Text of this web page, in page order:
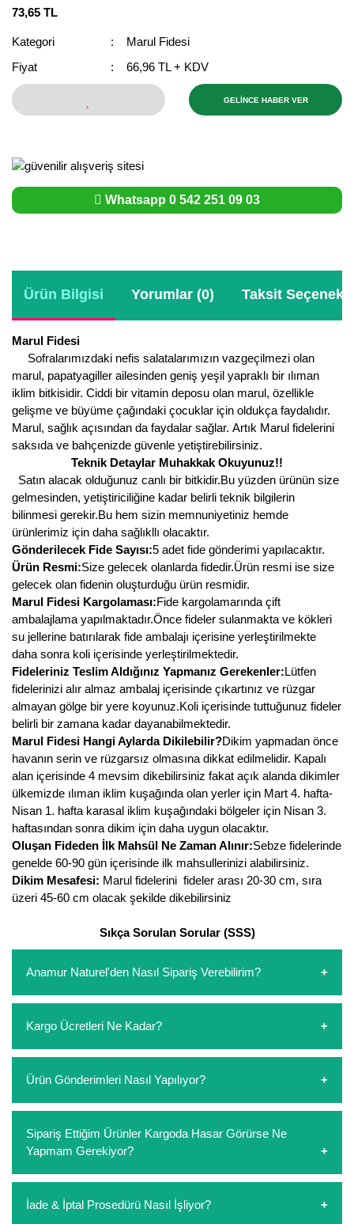
73,65 TL
Kategori
Marul Fidesi
Fiyat
66,96 TL + KDV
GELİNCE HABER VER
Whatsapp 0 542 251 09 03
Ürün Bilgisi Yorumlar (0) Taksit
Marul Fidesi
Sofralarımızdaki nefis salatalarımızın vazgeçilmezi olan
marul, papatyagiller ailesinden geniş yeşil yapraklı bir ılıman
iklim bitkisidir. Ciddi bir vitamin deposu olan marul, özellikle
gelişme ve büyüme çağındaki çocuklar için oldukça faydalıdır.
Marul, sağlık açısından da faydalar sağlar. Artık Marul fidelerini
saksıda ve bahçenizde güvenle yetiştirebilirsiniz.
Teknik Detaylar Muhakkak Okuyunuz!!
Satın alacak olduğunuz canlı bir bitkidir.Bu yüzden ürünün size
gelmesinden, yetiştiriciliğine kadar belirli teknik bilgilerin
bilinmesi gerekir.Bu hem sizin memnuniyetiniz hemde
ürünlerimiz için daha sağlıkllı olacaktır.
Gönderilecek Fide Sayısı:5 adet fide gönderimi yapılacaktır.
Ürün Resmi:Size gelecek olanlarda fidedir.Ürün resmi ise size
gelecek olan fidenin oluşturduğu ürün resmidir.
Marul Fidesi Kargolaması:Fide kargolamarında çift
ambalajlama yapılmaktadır.Önce fideler sulanmakta ve kökleri
su jellerine batırılarak fide ambalajı içerisine yerleştirilmekte
daha sonra koli içerisinde yerleştirilmektedir.
Fideleriniz Teslim Aldığınız Yapmanız Gerekenler:Lütfen
fidelerinizi alır almaz ambalaj içerisinde çıkartınız ve rüzgar
almayan gölge bir yere koyunuz.Koli içerisinde tuttuğunuz fideler
belirli bir zamana kadar dayanabilmektedir.
Marul Fidesi Hangi Aylarda Dikilebilir?Dikim yapmadan önce
havanın serin ve rüzgarsız olmasına dikkat edilmelidir. Kapalı
alan içerisinde 4 mevsim dikebilirsiniz fakat açık alanda dikimler
ülkemizde ılıman iklim kuşağında olan yerler için Mart 4. hafta-
Nisan 1. hafta karasal iklim kuşağındaki bölgeler için Nisan 3.
haftasından sonra dikim için daha uygun olacaktır.
Oluşan Fideden İlk Mahsül Ne Zaman Alınır:Sebze fidelerinde
genelde 60-90 gün içerisinde ilk mahsullerinizi alabilirsiniz.
Dikim Mesafesi: Marul fidelerini fideler arası 20-30 cm, sıra
üzeri 45-60 cm olacak şekilde dikebilirsiniz
Sıkça Sorulan Sorular (SSS)
Anamur Naturel'den Nasıl Sipariş Verebilirim?
oluşturarak,iletişim numaralarımızdan bizi arayarak veya
whatsapp hattımızdan bizlere isteklerinizi yazarak sipariş
ödemelerini sipariş verdikten sonra havale/eft veya sipariş
Kargo Ücretleri Ne Kadar?
etmeyin diye 1500 lira ve üzerindeki siparişlerinizde
kargoyu biz karşılıyoruz. 1500 Lira altında kalan
kargo ücreti ödeme aşamasında sepetinize eklenecektir.
Ürün Gönderimleri Nasıl Yapılıyor?
paketlenip gönderim yapılmaktadır.
Sipariş Ettiğim Ürünler Kargoda Hasar Görürse Ne
Yapmam Gerekiyor?
çerçevesinde müşterilerimizi hiçbir zaman mağdur
İade & İptal Prosedürü Nasıl İşliyor?